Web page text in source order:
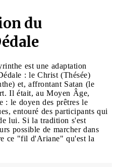
du
est une adaptation
: le Christ (Thésée)
et, affrontant Satan (le
Il était, au Moyen Âge,
: le doyen des prêtres le
entouré des participants qui
lui. Si la tradition s'est
possible de marcher dans
ce "fil d'Ariane" qu'est la